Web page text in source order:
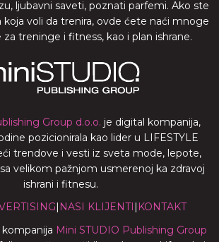
ljubavni saveti, poznati parfemi. Ako ste
koja voli da trenira, ovde ćete naći mnoge
treninge i fitness, kao i plan ishrane.
Group d.o.o. je digital kompanija,
pozicionirala kao lider u LIFESTYLE
trendove i vesti iz sveta mode, lepote,
velikom pažnjom usmerenoj ka zdravoj
ishrani i fitnesu.
NASI KLIJENTI
KONTAKT
kompanija Mini STUDIO Publishing Group